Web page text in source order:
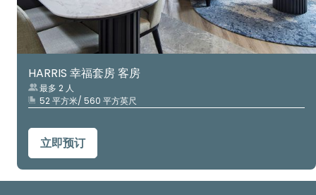
HARRIS 幸福套房 客房
最多 2 人
52 平方米/ 560 平方英尺
立即预订